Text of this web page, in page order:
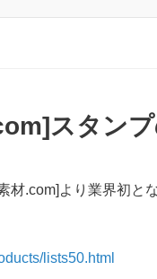
スタン
材.com]より業界初と
lists50.html